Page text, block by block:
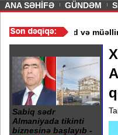
ANA SƏHİFƏ GÜNDƏM
məktəb bağlandı - Şagird
Sabiq sədr
Almaniyada tikinti
biznesinə başlayıb -